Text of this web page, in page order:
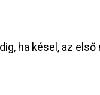
ha késel, az